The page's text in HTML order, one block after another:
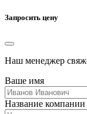
Запросить цену
Наш менеджер
Ваше имя
Название компании